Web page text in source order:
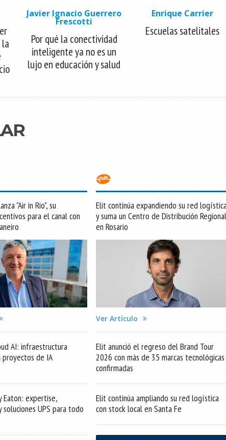
Javier Ignacio Guerrero
Frescotti
Por qué la conectividad
inteligente ya no es un
lujo en educación y salud
Enrique Carrier
Escuelas satelitales
"Air in Rio", su
para el canal con
AI: infraestructura
de IA
Eaton: expertise,
soluciones UPS para todo
Elit continúa expandiendo su red
y suma un Centro de Distribución Regional
en Rosario
Ver Artículo
Elit anunció el regreso del Brand Tour
2026 con más de 35 marcas tecnológicas
confirmadas
Elit continúa ampliando su red logística
con stock local en Santa Fe